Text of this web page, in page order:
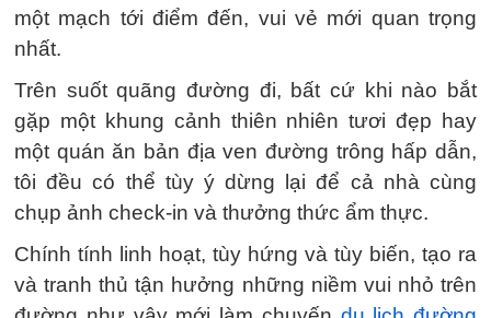
một mạch tới điểm đến, vui vẻ mới quan trọng
nhất.
Trên suốt quãng đường đi, bất cứ khi nào bắt
gặp một khung cảnh thiên nhiên tươi đẹp hay
một quán ăn bản địa ven đường trông hấp dẫn,
tôi đều có thể tùy ý dừng lại để cả nhà cùng
chụp ảnh check-in và thưởng thức ẩm thực.
Chính tính linh hoạt, tùy hứng và tùy biến, tạo ra
và tranh thủ tận hưởng những niềm vui nhỏ trên